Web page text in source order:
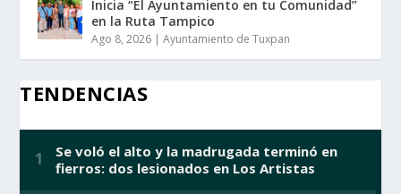
Inicia “El Ayuntamiento en tu Comunidad”
en la Ruta Tampico
Ago 8, 2026 |Ayuntamiento de Tuxpan
TENDENCIAS